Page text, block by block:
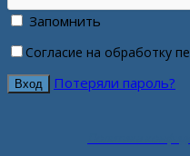
Запомнить
Согласие на обработку
Потеряли пароль?